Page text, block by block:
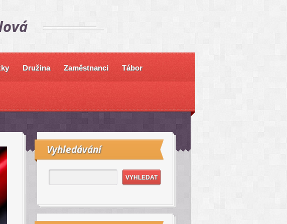
Družina Zaměstnanci Tábor
Vyhledávání